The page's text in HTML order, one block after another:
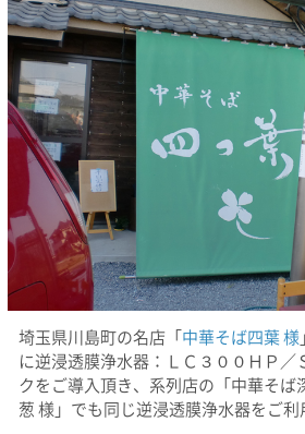
埼玉県川島町の名店「中華そば四葉 様
に逆浸透膜浄水器：ＬＣ３００ＨＰ／
クをご導入頂き、系列店の「中華そば
葱 様」でも同じ逆浸透膜浄水器をご利